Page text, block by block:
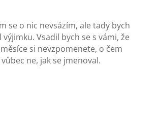
se o nic nevsázím, ale tady bych
Vsadil bych se s vámi, že
si nevzpomenete, o čem
ne, jak se jmenoval.